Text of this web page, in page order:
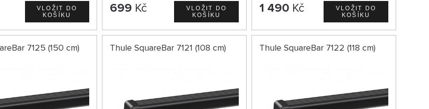
699 Kč 1 490Kč
7125 (150 cm) Thule SquareBar 7121 (108 cm) Thule SquareBar 7122 (118 cm)